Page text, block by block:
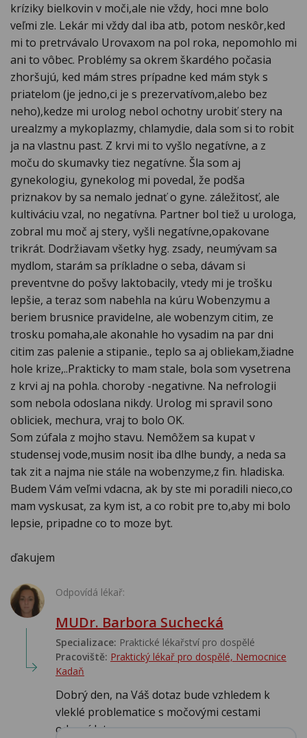
kríziky bielkovin v moči,ale nie vždy, hoci mne bolo
veľmi zle. Lekár mi vždy dal iba atb, potom neskôr,ked
mi to pretrvávalo Urovaxom na pol roka, nepomohlo mi
ani to vôbec. Problémy sa okrem škardého počasia
zhoršujú, ked mám stres prípadne ked mám styk s
priatelom (je jedno,ci je s prezervatívom,alebo bez
neho),kedze mi urolog nebol ochotny urobiť stery na
urealzmy a mykoplazmy, chlamydie, dala som si to robit
ja na vlastnu past. Z krvi mi to vyšlo negatívne, a z
moču do skumavky tiez negatívne. Šla som aj
gynekologiu, gynekolog mi povedal, že podša
priznakov by sa nemalo jednať o gyne. záležitosť, ale
kultiváciu vzal, no negatívna. Partner bol tiež u urologa,
zobral mu moč aj stery, vyšli negatívne,opakovane
trikrát. Dodržiavam všetky hyg. zsady, neumývam sa
mydlom, starám sa príkladne o seba, dávam si
preventvne do pošvy laktobacily, vtedy mi je trošku
lepšie, a teraz som nabehla na kúru Wobenzymu a
beriem brusnice pravidelne, ale wobenzym citim, ze
trosku pomaha,ale akonahle ho vysadim na par dni
citim zas palenie a stipanie., teplo sa aj obliekam,žiadne
hole krize,..Prakticky to mam stale, bola som vysetrena
z krvi aj na pohla. choroby -negativne. Na nefrologii
som nebola odoslana nikdy. Urolog mi spravil sono
obliciek, mechura, vraj to bolo OK.
Som zúfala z mojho stavu. Nemôžem sa kupat v
studensej vode,musim nosit iba dlhe bundy, a neda sa
tak zit a najma nie stále na wobenzyme,z fin. hladiska.
Budem Vám veľmi vdacna, ak by ste mi poradili nieco,co
mam vyskusat, za kym ist, a co robit pre to,aby mi bolo
lepsie, pripadne co to moze byt.
ďakujem
Odpovídá lékař:
MUDr. Barbora Suchecká
Specializace: Praktické lékařství pro dospělé
Pracoviště: Praktický lékař pro dospělé, Nemocnice
Kadaň
Dobrý den, na Váš dotaz bude vzhledem k
vleklé problematice s močovými cestami
odpovídat spec...